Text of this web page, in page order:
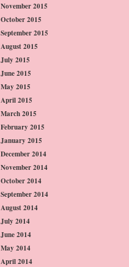
November 2015
October 2015
September 2015
August 2015
July 2015
June 2015
May 2015
April 2015
March 2015
February 2015
January 2015
December 2014
November 2014
October 2014
September 2014
August 2014
July 2014
June 2014
May 2014
April 2014